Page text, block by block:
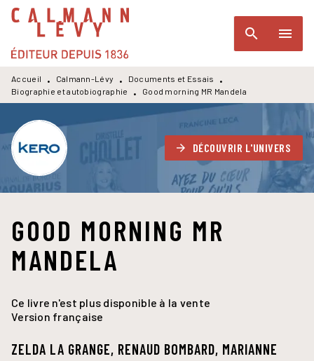
MENU RECHERCHE
PIED DE PAGE
search menu
Accueil • Calmann-Lévy • Documents et Essais
•
Biographie et autobiographie
• Good morning MR Mandela
arrow_forward DÉCOUVRIR L'UNIVERS
GOOD MORNING MR
MANDELA
Ce livre n'est plus disponible à la vente
Version française
ZELDA LA GRANGE, RENAUD BOMBARD, MARIANNE